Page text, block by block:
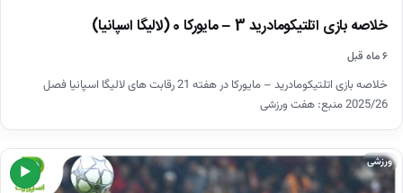
خلاصه بازی اتلتیکومادرید 3 – مایورکا 0 (لالیگا اسپانیا)
۶ ماه قبل
خلاصه بازی اتلتیکومادرید – مایورکا در هفته 21 رقابت های لالیگا اسپانیا فصل
2025/26 منبع: هفت ورزشی
▶
ورزشی